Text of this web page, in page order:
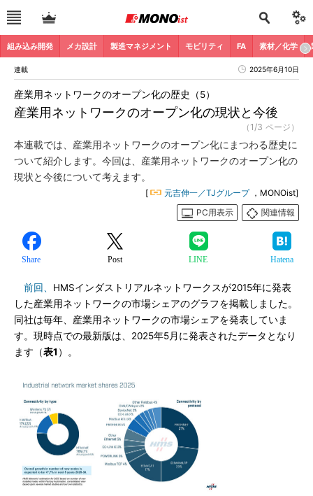
組み込み開発 メカ設計 製造マネジメント モビリティ FA 素材／化学
連載 2025年6月10日
産業用ネットワークのオープン化の現状と今後
産業用ネットワークのオープン化の歴史（5）
（1/3 ページ）
本連載では、産業用ネットワークのオープン化にまつわる歴史に
ついて紹介します。今回は、産業用ネットワークのオープン化の
現状と今後について考えます。
[ 元吉伸一／TJグループ ，MONOist]
PC用表示
関連情報
Share Post LINE Hatena
前回、 HMSインダストリアルネットワークスが2015年に発表
した産業用ネットワークの市場シェアのグラフを掲載しました。
同社は毎年、産業用ネットワークの市場シェアを発表していま
す。現時点での最新版は、2025年5月に発表されたデータとなり
ます（表1 ）。